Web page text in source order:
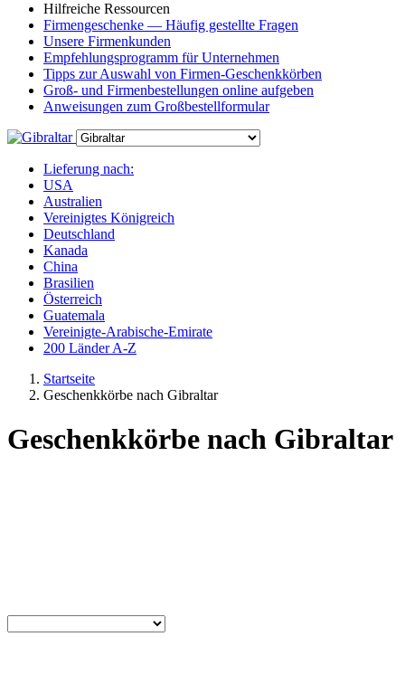
Hilfreiche Ressourcen
Firmengeschenke — Häufig gestellte Fragen
Unsere Firmenkunden
Empfehlungsprogramm für Unternehmen
Tipps zur Auswahl von Firmen-Geschenkkörben
Groß- und Firmenbestellungen online aufgeben
Anweisungen zum Großbestellformular
Lieferung nach:
USA
Australien
Vereinigtes Königreich
Deutschland
Kanada
China
Brasilien
Österreich
Guatemala
Vereinigte-Arabische-Emirate
200 Länder A-Z
Startseite
Geschenkkörbe nach Gibraltar
Geschenkkörbe nach Gibraltar